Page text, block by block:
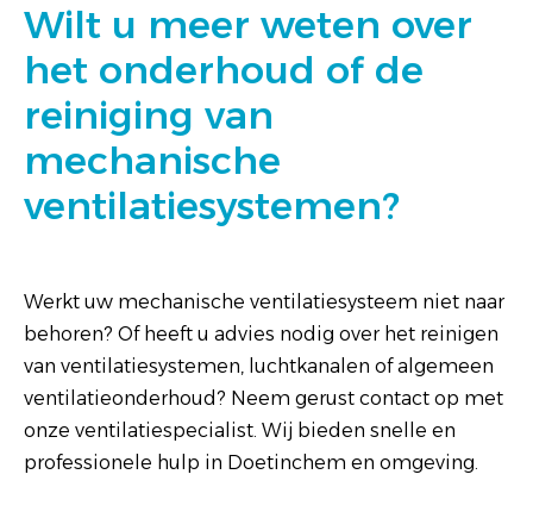
Wilt u meer weten over
het onderhoud of de
reiniging van
mechanische
ventilatiesystemen?
Werkt uw mechanische ventilatiesysteem niet naar
behoren? Of heeft u advies nodig over het reinigen
van ventilatiesystemen, luchtkanalen of algemeen
ventilatieonderhoud? Neem gerust contact op met
onze ventilatiespecialist. Wij bieden snelle en
professionele hulp in Doetinchem en omgeving.